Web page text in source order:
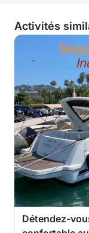
Activités
Détendez-